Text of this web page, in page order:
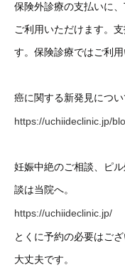
保険外診療の支払いに
ご利用いただけます。
す。保険診療ではご利用
癌に関する新発見につ
https://uchiideclinic.jp/
妊娠中絶のご相談、ピ
談は当院へ。
https://uchiideclinic.jp/
とくに予約の必要はご
大丈夫です。